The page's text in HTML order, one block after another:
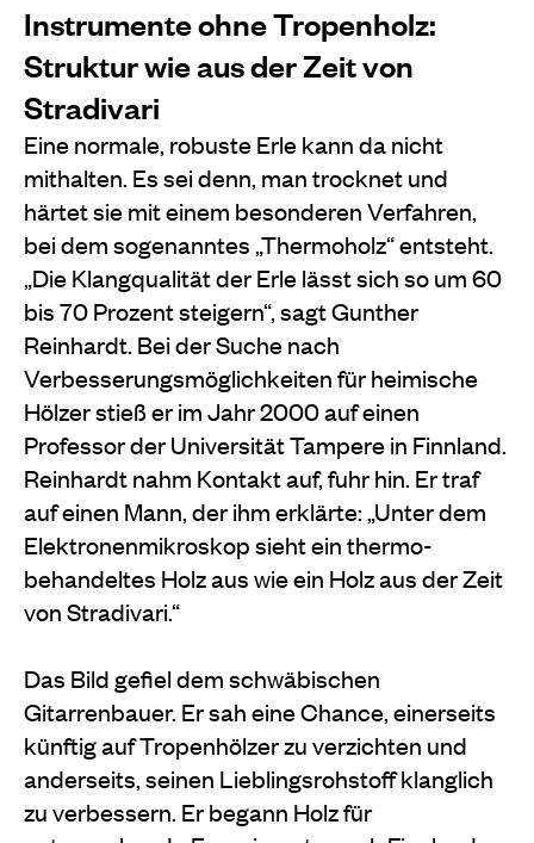
Instrumente ohne Tropenholz:
Struktur wie aus der Zeit von
Stradivari
Eine normale, robuste Erle kann da nicht
mithalten. Es sei denn, man trocknet und
härtet sie mit einem besonderen Verfahren,
bei dem sogenanntes „Thermoholz“ entsteht.
„Die Klangqualität der Erle lässt sich so um 60
bis 70 Prozent steigern“, sagt Gunther
Reinhardt. Bei der Suche nach
Verbesserungsmöglichkeiten für heimische
Hölzer stieß er im Jahr 2000 auf einen
Professor der Universität Tampere in Finnland.
Reinhardt nahm Kontakt auf, fuhr hin. Er traf
auf einen Mann, der ihm erklärte: „Unter dem
Elektronenmikroskop sieht ein thermo-
behandeltes Holz aus wie ein Holz aus der Zeit
von Stradivari.“
Das Bild gefiel dem schwäbischen
Gitarrenbauer. Er sah eine Chance, einerseits
künftig auf Tropenhölzer zu verzichten und
anderseits, seinen Lieblingsrohstoff klanglich
zu verbessern. Er begann Holz für